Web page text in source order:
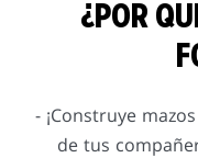
¿POR
- ¡Construye
de tus